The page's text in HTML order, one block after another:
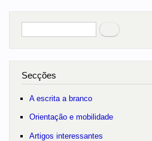
Pesquisar
no portal
Secções
A escrita a branco
Orientação e mobilidade
Artigos interessantes